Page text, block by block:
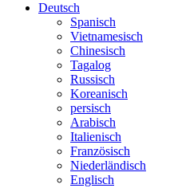
Deutsch
Spanisch
Vietnamesisch
Chinesisch
Tagalog
Russisch
Koreanisch
persisch
Arabisch
Italienisch
Französisch
Niederländisch
Englisch